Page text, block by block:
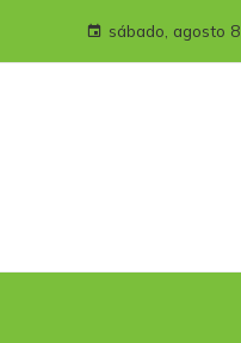
sábado, agosto 8